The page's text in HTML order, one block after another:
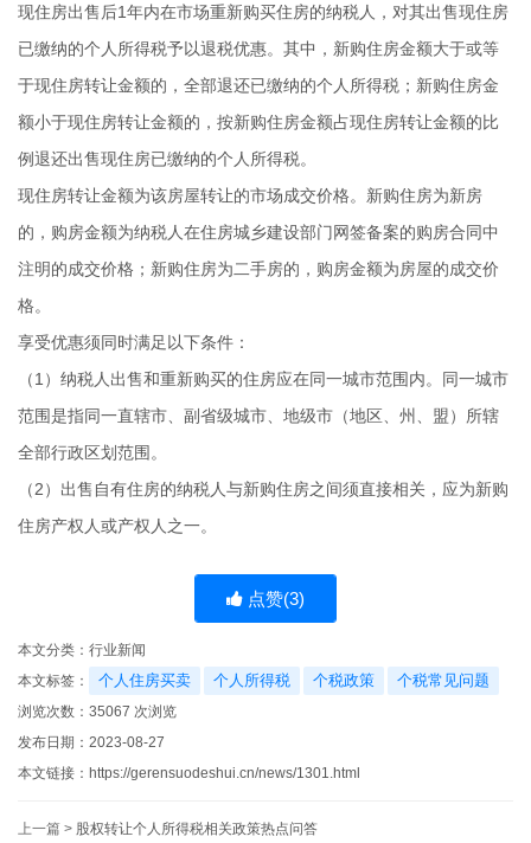
现住房出售后1年内在市场重新购买住房的纳税人，对其出售现住房
已缴纳的个人所得税予以退税优惠。其中，新购住房金额大于或等
于现住房转让金额的，全部退还已缴纳的个人所得税；新购住房金
额小于现住房转让金额的，按新购住房金额占现住房转让金额的比
例退还出售现住房已缴纳的个人所得税。
现住房转让金额为该房屋转让的市场成交价格。新购住房为新房
的，购房金额为纳税人在住房城乡建设部门网签备案的购房合同中
注明的成交价格；新购住房为二手房的，购房金额为房屋的成交价
格。
享受优惠须同时满足以下条件：
（1）纳税人出售和重新购买的住房应在同一城市范围内。同一城市
范围是指同一直辖市、副省级城市、地级市（地区、州、盟）所辖
全部行政区划范围。
（2）出售自有住房的纳税人与新购住房之间须直接相关，应为新购
住房产权人或产权人之一。
点赞(3)
本文分类： 行业新闻
本文标签：
个人住房买卖 个人所得税 个税政策 个税常见问题
浏览次数： 35067 次浏览
发布日期：2023-08-27
本文链接： https://gerensuodeshui.cn/news/1301.html
上一篇 > 股权转让个人所得税相关政策热点问答